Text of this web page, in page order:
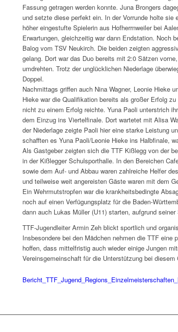
Fassung getragen werden konnte. Juna Brongers
und setzte diese perfekt ein. In der Vorrunde holte
höher eingestufte Spielerin aus Hofherrnweiler bei
Erwartungen, gleichzeitig war dann Endstation. Noch
Balog vom TSV Neukirch. Die beiden zeigten
gelang. Dort war das Duo bereits mit 2:0 Sätzen
umdrehten. Trotz der unglücklichen Niederlage
Doppel.
Nachmittags griffen auch Nina Wagner, Leonie Hieke
Hieke war die Qualifikation bereits als großer Erfolg
nicht zu einem Erfolg reichte. Yuna Paoli unterstrich
dem Einzug ins Viertelfinale. Dort wartetet mit Alisa
der Niederlage zeigte Paoli hier eine starke Leistung
schafften es Yuna Paoli/Leonie Hieke ins Halbfinale,
Als Gastgeber zeigten sich die TTF Kißlegg von der
in der Kißlegger Schulsporthalle. In den Bereichen
sowie dem Auf- und Abbau waren zahlreiche Helfer
und teilweise weit angereisten Gäste waren mit dem
Ein Wehrmutstropfen war die krankheitsbedingte
noch auf einen Verfügungsplatz für die Baden-
dann auch Lukas Müller (U11) starten, aufgrund
TTF-Jugendleiter Armin Zeh blickt sportlich und
Insbesondere bei den Mädchen nehmen die TTF
hoffen, dass mittelfristig auch wieder einige Jungen
Vereinsgemeinschaft für die Unterstützung bei diesem